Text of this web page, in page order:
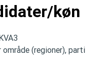
køn
(regioner), parti